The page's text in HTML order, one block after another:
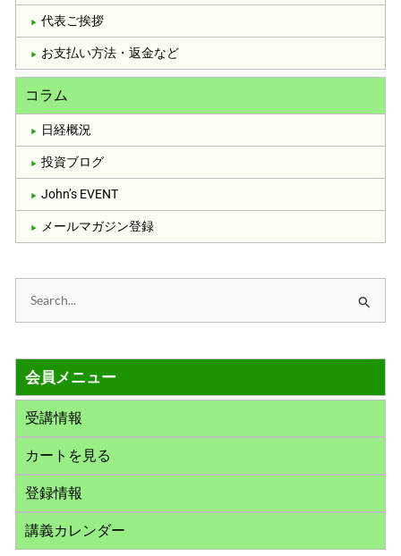
代表ご挨拶
お支払い方法・返金など
コラム
日経概況
投資ブログ
John’s EVENT
メールマガジン登録
象
:
会員メニュー
受講情報
カートを見る
登録情報
講義カレンダー